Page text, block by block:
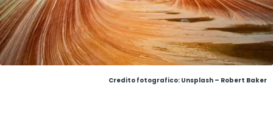
Credito fotografico: Unsplash – Robert Baker